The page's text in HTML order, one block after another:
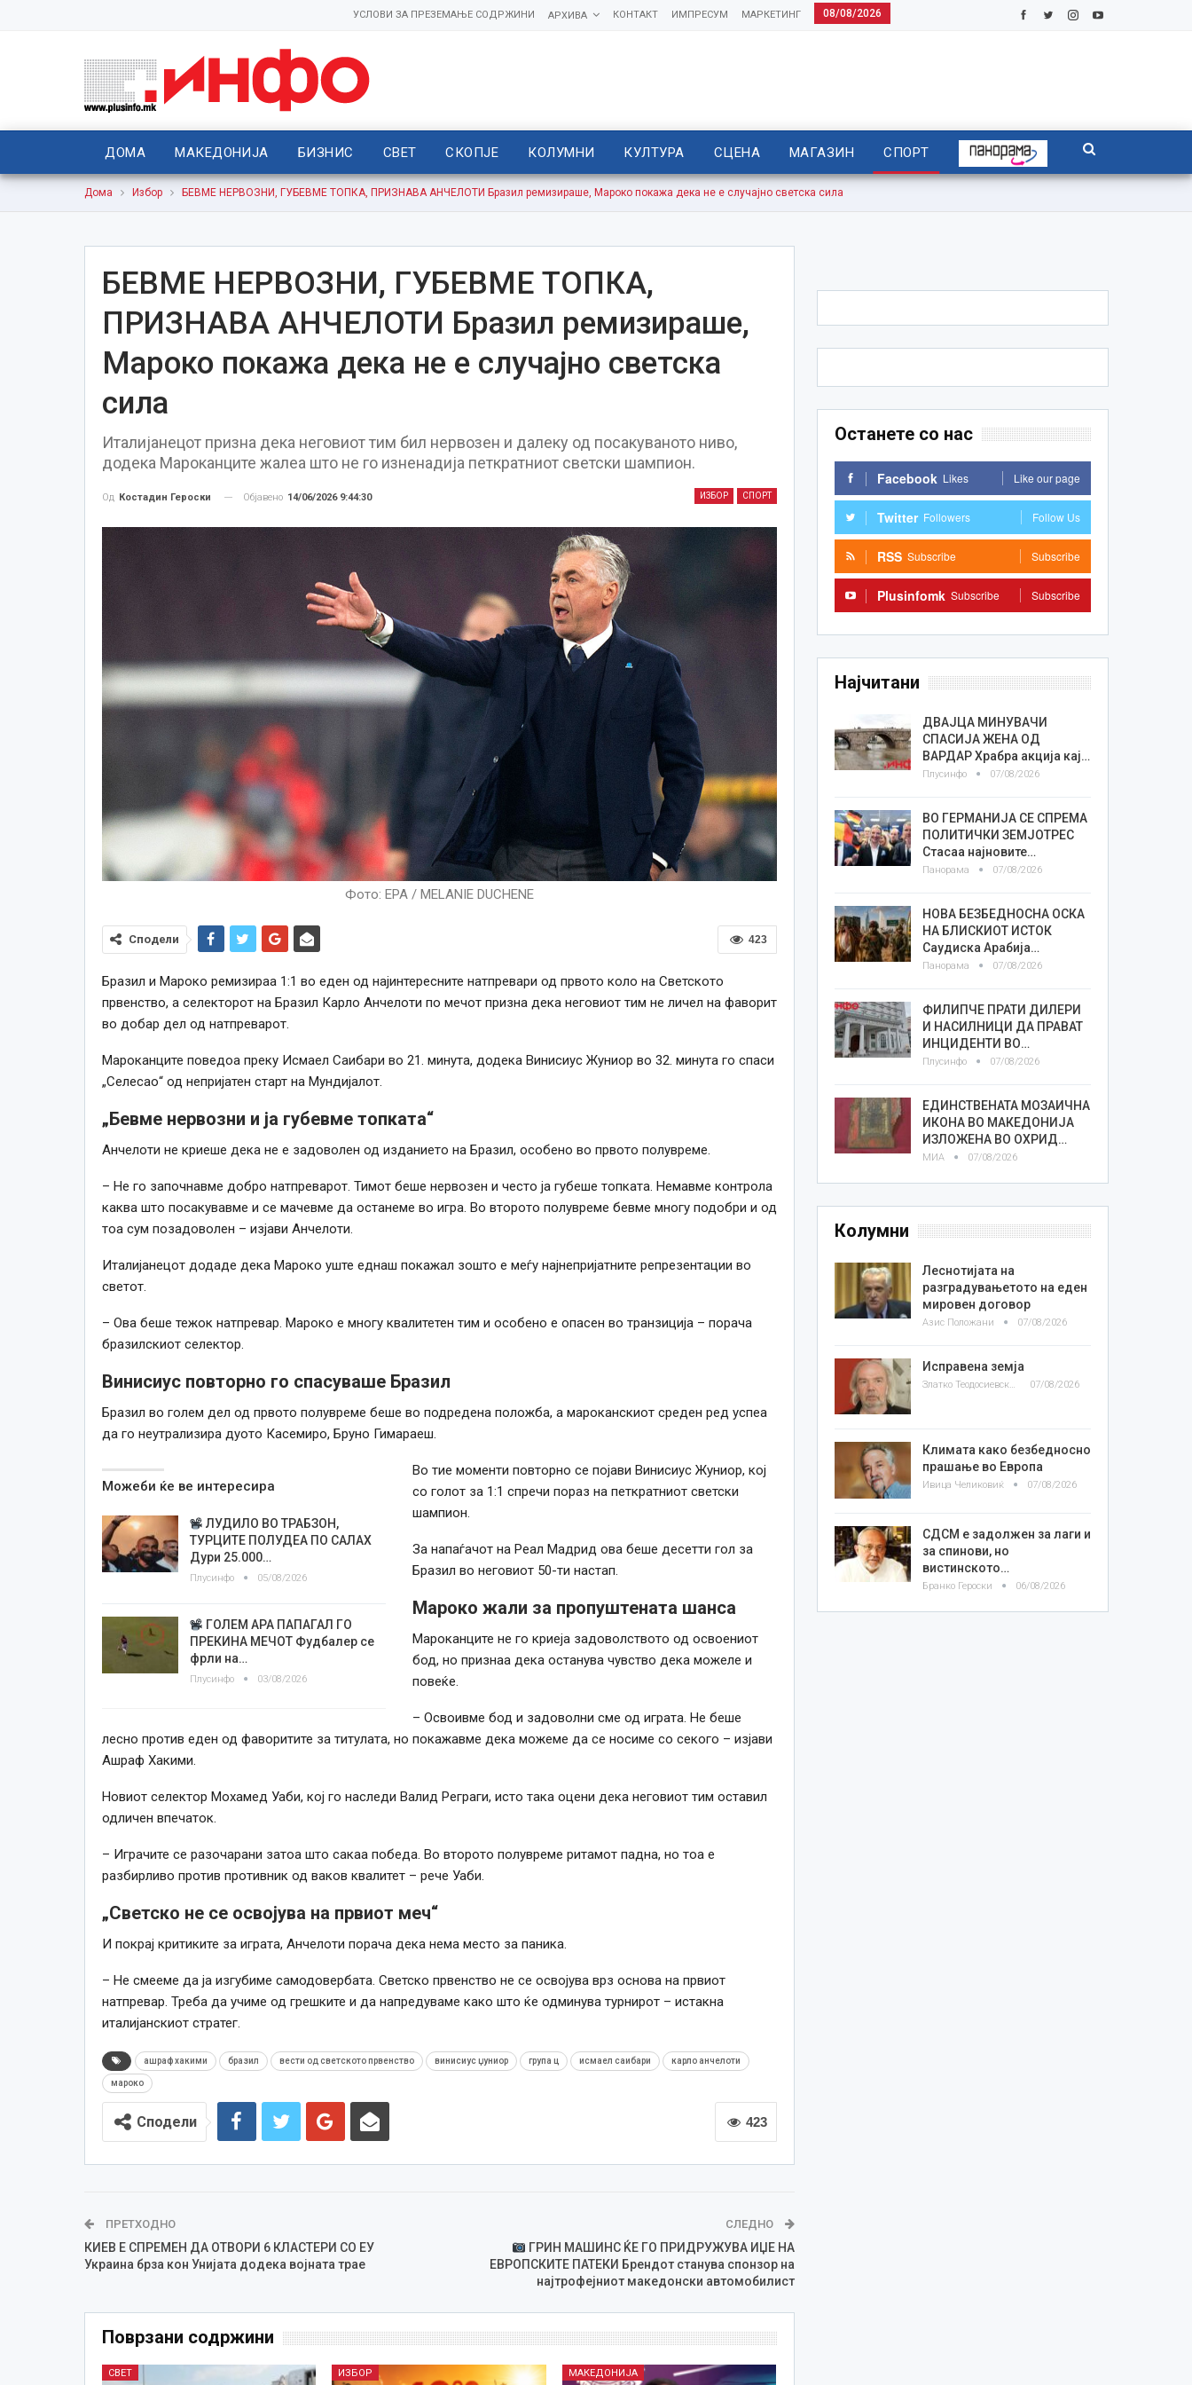
08/08/2026
МАРКЕТИНГ
ИМПРЕСУМ
КОНТАКТ
АРХИВА
УСЛОВИ ЗА ПРЕЗЕМАЊЕ СОДРЖИНИ
ДОМА МАКЕДОНИЈА БИЗНИС СВЕТ СКОПЈЕ КОЛУМНИ КУЛТУРА СЦЕНА МАГАЗИН СПОРТ
Дома Избор БЕВМЕ НЕРВОЗНИ, ГУБЕВМЕ ТОПКА, ПРИЗНАВА АНЧЕЛОТИ Бразил ремизираше, Мароко покажа дека не е случајно светска сила
БЕВМЕ НЕРВОЗНИ, ГУБЕВМЕ ТОПКА,
ПРИЗНАВА АНЧЕЛОТИ Бразил ремизираше,
Мароко покажа дека не е случајно светска
сила
Италијанецот призна дека неговиот тим бил нервозен и далеку од посакуваното ниво,
додека Мароканците жалеа што не го изненадија петкратниот светски шампион.
ИЗБОР СПОРТ
Од Костадин Героски Објавено 14/06/2026 9:44:30
Фото: EPA / MELANIE DUCHENE
423
Сподели
Бразил и Мароко ремизираа 1:1 во еден од најинтересните натпревари од првото коло на Светското
првенство, а селекторот на Бразил Карло Анчелоти по мечот призна дека неговиот тим не личел на фаворит
во добар дел од натпреварот.
Мароканците поведоа преку Исмаел Саибари во 21. минута, додека Винисиус Жуниор во 32. минута го спаси
„Селесао“ од непријатен старт на Мундијалот.
„Бевме нервозни и ја губевме топката“
Анчелоти не криеше дека не е задоволен од изданието на Бразил, особено во првото полувреме.
– Не го започнавме добро натпреварот. Тимот беше нервозен и често ја губеше топката. Немавме контрола
каква што посакувавме и се мачевме да останеме во игра. Во второто полувреме бевме многу подобри и од
тоа сум позадоволен – изјави Анчелоти.
Италијанецот додаде дека Мароко уште еднаш покажал зошто е меѓу најнепријатните репрезентации во
светот.
– Ова беше тежок натпревар. Мароко е многу квалитетен тим и особено е опасен во транзиција – порача
бразилскиот селектор.
Винисиус повторно го спасуваше Бразил
Бразил во голем дел од првото полувреме беше во подредена положба, а мароканскиот среден ред успеа
да го неутрализира дуото Касемиро, Бруно Гимараеш.
Можеби ќе ве интересира
ЛУДИЛО ВО ТРАБЗОН,
ТУРЦИТЕ ПОЛУДЕА ПО САЛАХ
Дури 25.000…
Плусинфо 05/08/2026
ГОЛЕМ АРА ПАПАГАЛ ГО
ПРЕКИНА МЕЧОТ Фудбалер се
фрли на…
Плусинфо 03/08/2026
Во тие моменти повторно се појави Винисиус Жуниор, кој
со голот за 1:1 спречи пораз на петкратниот светски
шампион.
За напаѓачот на Реал Мадрид ова беше десетти гол за
Бразил во неговиот 50-ти настап.
Мароко жали за пропуштената шанса
Мароканците не го криеја задоволството од освоениот
бод, но признаа дека останува чувство дека можеле и
повеќе.
– Освоивме бод и задоволни сме од играта. Не беше
лесно против еден од фаворитите за титулата, но покажавме дека можеме да се носиме со секого – изјави
Ашраф Хакими.
Новиот селектор Мохамед Уаби, кој го наследи Валид Реграги, исто така оцени дека неговиот тим оставил
одличен впечаток.
– Играчите се разочарани затоа што сакаа победа. Во второто полувреме ритамот падна, но тоа е
разбирливо против противник од ваков квалитет – рече Уаби.
„Светско не се освојува на првиот меч“
И покрај критиките за играта, Анчелоти порача дека нема место за паника.
– Не смееме да ја изгубиме самодовербата. Светско првенство не се освојува врз основа на првиот
натпревар. Треба да учиме од грешките и да напредуваме како што ќе одминува турнирот – истакна
италијанскиот стратег.
ашраф хакими бразил вести од светското првенство винисиус џуниор група ц исмаел саибари карло анчелоти
мароко
423
Сподели
ПРЕТХОДНО
КИЕВ Е СПРЕМЕН ДА ОТВОРИ 6 КЛАСТЕРИ СО ЕУ
Украина брза кон Унијата додека војната трае
СЛЕДНО
ГРИН МАШИНС ЌЕ ГО ПРИДРУЖУВА ИЏЕ НА
ЕВРОПСКИТЕ ПАТЕКИ Брендот станува спонзор на
најтрофејниот македонски автомобилист
Поврзани содржини
СВЕТ ИЗБОР МАКЕДОНИЈА
Останете со нас
Facebook Likes Like our page
Twitter Followers Follow Us
RSS Subscribe Subscribe
Plusinfomk Subscribe Subscribe
Најчитани
ДВАЈЦА МИНУВАЧИ
СПАСИЈА ЖЕНА ОД
ВАРДАР Храбра акција кај…
Плусинфо 07/08/2026
ВО ГЕРМАНИЈА СЕ СПРЕМА
ПОЛИТИЧКИ ЗЕМЈОТРЕС
Стасаа најновите…
Панорама 07/08/2026
НОВА БЕЗБЕДНОСНА ОСКА
НА БЛИСКИОТ ИСТОК
Саудиска Арабија…
Панорама 07/08/2026
ФИЛИПЧЕ ПРАТИ ДИЛЕРИ
И НАСИЛНИЦИ ДА ПРАВАТ
ИНЦИДЕНТИ ВО…
Плусинфо 07/08/2026
ЕДИНСТВЕНАТА МОЗАИЧНА
ИКОНА ВО МАКЕДОНИЈА
ИЗЛОЖЕНА ВО ОХРИД…
МИА 07/08/2026
Колумни
Леснотијата на
разградувањетото на еден
мировен договор
Азис Положани 07/08/2026
Исправена земја
Златко Теодосиевски 07/08/2026
Климата како безбедносно
прашање во Европа
Ивица Челиковиќ 07/08/2026
СДСМ е задолжен за лаги и
за спинови, но
вистинското…
Бранко Героски 06/08/2026